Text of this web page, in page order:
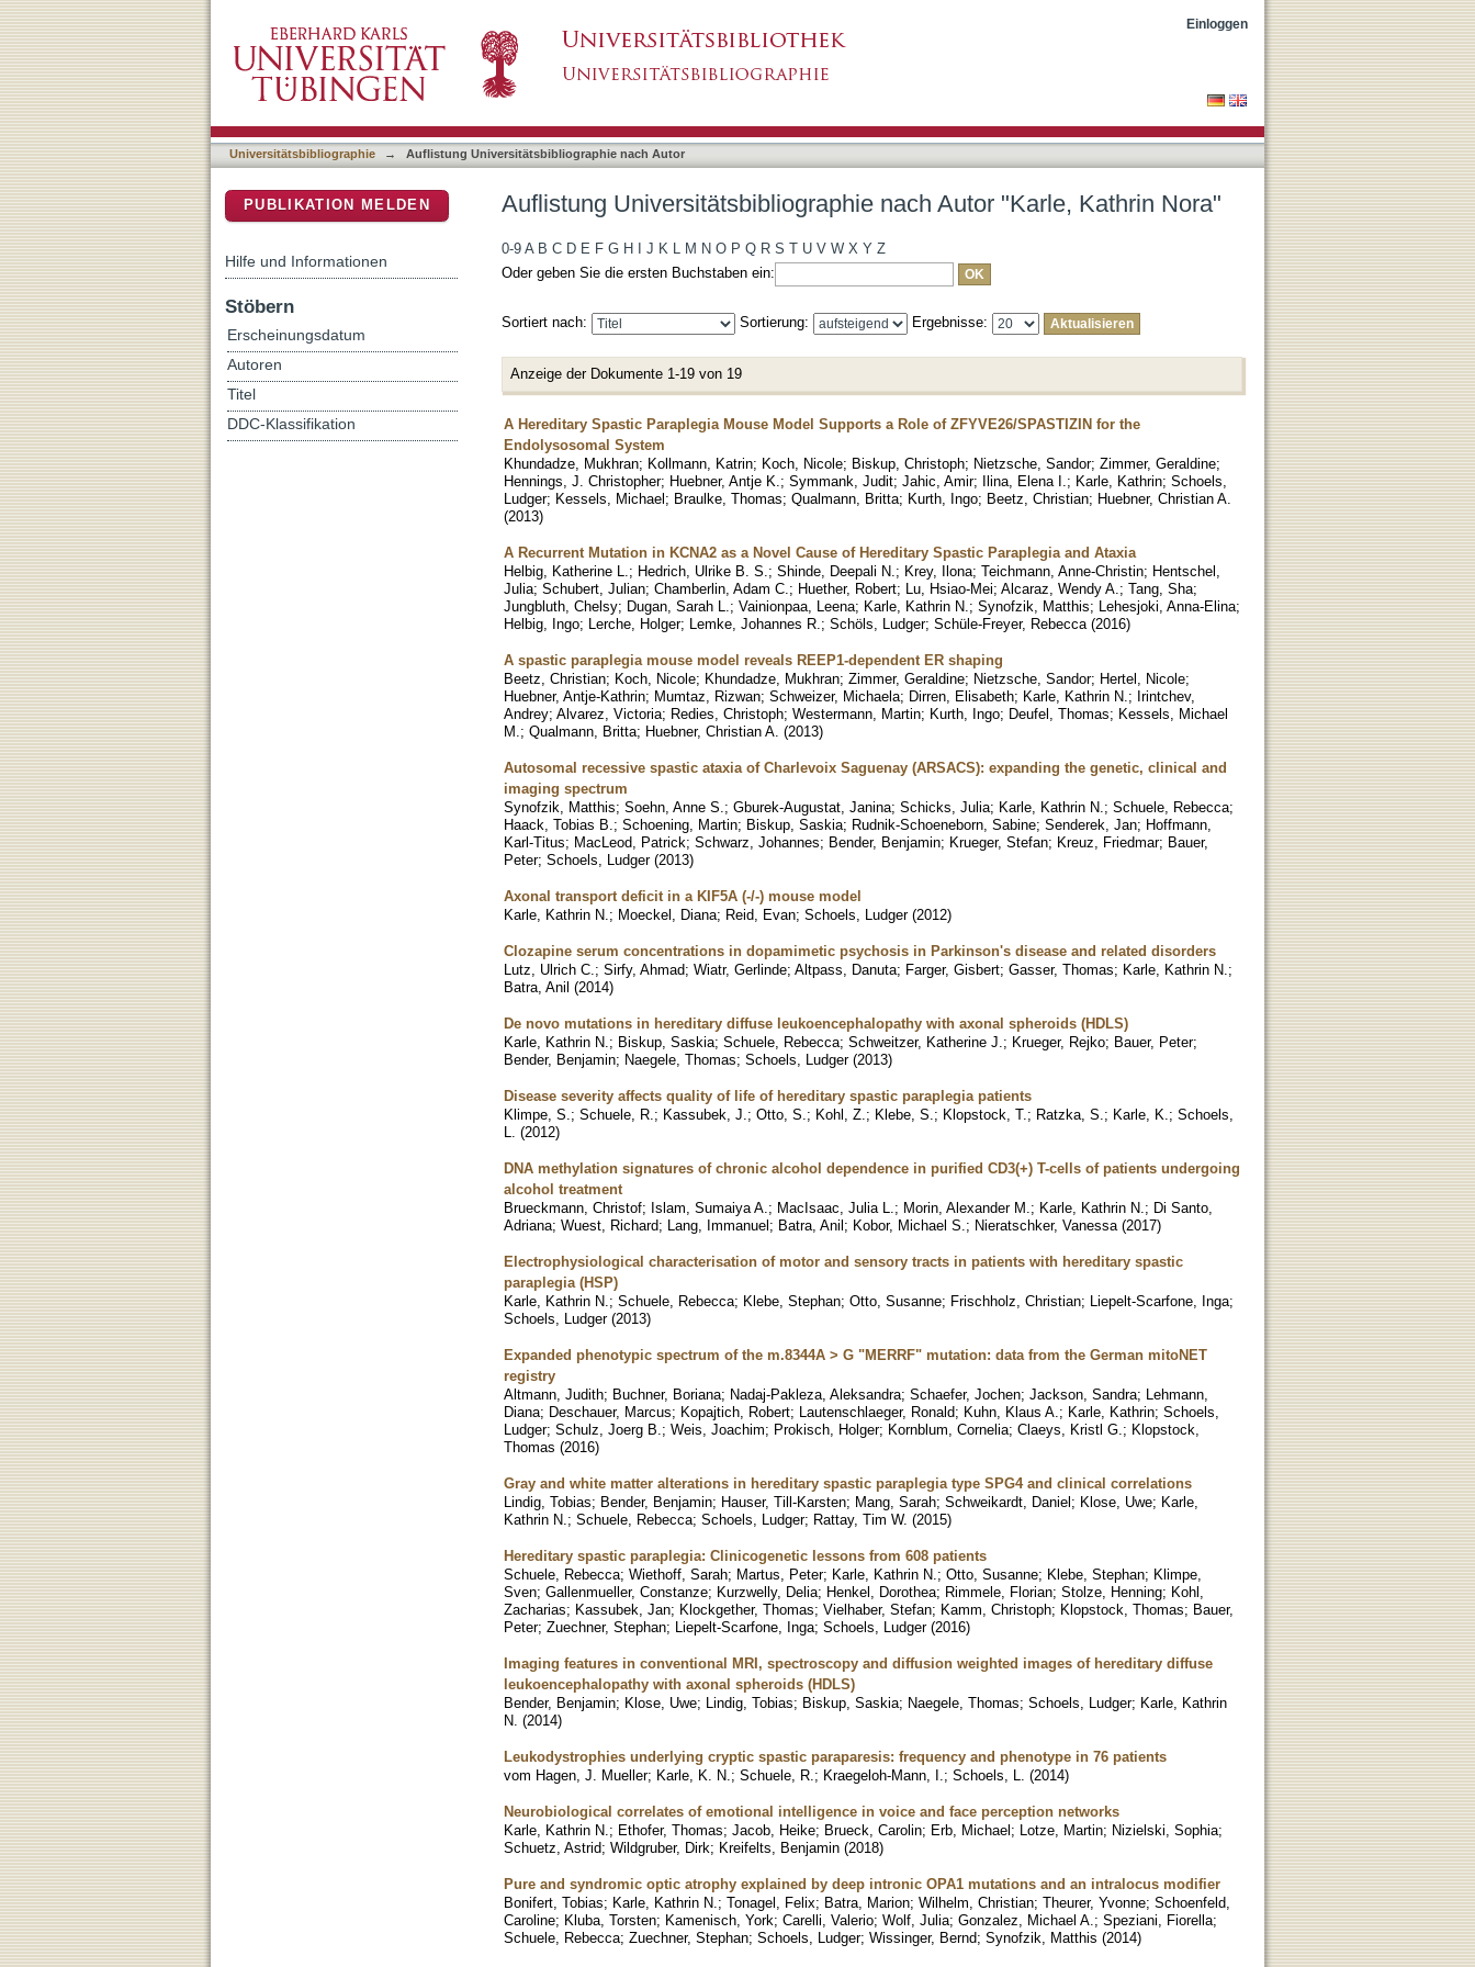
Einloggen
Universitätsbibliographie → Auflistung Universitätsbibliographie nach Autor
Auflistung Universitätsbibliographie nach Autor "Karle, Kathrin Nora"
0-9 A B C D E F G H J K L M N O P Q R S T U V W X Y Z
Oder geben Sie die ersten Buchstaben ein:
Sortiert nach: Sortierung: Ergebnisse:
Anzeige der Dokumente 1-19 von 19
A Hereditary Spastic Paraplegia Mouse Model Supports a Role of ZFYVE26/SPASTIZIN for the
Endolysosomal System
Khundadze, Mukhran; Kollmann, Katrin; Koch, Nicole; Biskup, Christoph; Nietzsche, Sandor; Zimmer, Geraldine;
Hennings, J. Christopher; Huebner, Antje K. ; Symmank, Judit; Jahic, Amir; Ilina, Elena I. ; Karle, Kathrin; Schoels,
Ludger; Kessels, Michael; Braulke, Thomas; Qualmann, Britta; Kurth, Ingo; Beetz, Christian; Huebner, Christian A.
(2013)
A Recurrent Mutation in KCNA2 as a Novel Cause of Hereditary Spastic Paraplegia and Ataxia
Helbig, Katherine L. ; Hedrich, Ulrike B. S. ; Shinde, Deepali N. ; Krey, Ilona; Teichmann, Anne-Christin; Hentschel,
Julia; Schubert, Julian; Chamberlin, Adam C. ; Huether, Robert; Lu, Hsiao-Mei; Alcaraz, Wendy A. ; Tang, Sha;
Jungbluth, Chelsy; Dugan, Sarah L. ; Vainionpaa, Leena; Karle, Kathrin N. ; Synofzik, Matthis; Lehesjoki, Anna-Elina;
Helbig, Ingo; Lerche, Holger; Lemke, Johannes R. ; Schöls, Ludger; Schüle-Freyer, Rebecca (2016)
A spastic paraplegia mouse model reveals REEP1-dependent ER shaping
Beetz, Christian; Koch, Nicole; Khundadze, Mukhran; Zimmer, Geraldine; Nietzsche, Sandor; Hertel, Nicole;
Huebner, Antje-Kathrin; Mumtaz, Rizwan; Schweizer, Michaela; Dirren, Elisabeth; Karle, Kathrin N. ; Irintchev,
Andrey; Alvarez, Victoria; Redies, Christoph; Westermann, Martin; Kurth, Ingo; Deufel, Thomas; Kessels, Michael
M. ; Qualmann, Britta; Huebner, Christian A. (2013)
Autosomal recessive spastic ataxia of Charlevoix Saguenay (ARSACS): expanding the genetic, clinical and
imaging spectrum
Synofzik, Matthis; Soehn, Anne S. ; Gburek-Augustat, Janina; Schicks, Julia; Karle, Kathrin N. ; Schuele, Rebecca;
Haack, Tobias B. ; Schoening, Martin; Biskup, Saskia; Rudnik-Schoeneborn, Sabine; Senderek, Jan; Hoffmann,
Karl-Titus; MacLeod, Patrick; Schwarz, Johannes; Bender, Benjamin; Krueger, Stefan; Kreuz, Friedmar; Bauer,
Peter; Schoels, Ludger (2013)
Axonal transport deficit in a KIF5A (-/-) mouse model
Karle, Kathrin N. ; Moeckel, Diana; Reid, Evan; Schoels, Ludger (2012)
Clozapine serum concentrations in dopamimetic psychosis in Parkinson's disease and related disorders
Lutz, Ulrich C. ; Sirfy, Ahmad; Wiatr, Gerlinde; Altpass, Danuta; Farger, Gisbert; Gasser, Thomas; Karle, Kathrin N. ;
Batra, Anil (2014)
De novo mutations in hereditary diffuse leukoencephalopathy with axonal spheroids (HDLS)
Karle, Kathrin N. ; Biskup, Saskia; Schuele, Rebecca; Schweitzer, Katherine J. ; Krueger, Rejko; Bauer, Peter;
Bender, Benjamin; Naegele, Thomas; Schoels, Ludger (2013)
Disease severity affects quality of life of hereditary spastic paraplegia patients
Klimpe, S. ; Schuele, R. ; Kassubek, J. ; Otto, S. ; Kohl, Z. ; Klebe, S. ; Klopstock, T. ; Ratzka, S. ; Karle, K. ; Schoels,
L.
(2012)
DNA methylation signatures of chronic alcohol dependence in purified CD3(+) T-cells of patients undergoing
alcohol treatment
Brueckmann, Christof; Islam, Sumaiya A. ; MacIsaac, Julia L. ; Morin, Alexander M. ; Karle, Kathrin N. ; Di Santo,
Adriana; Wuest, Richard; Lang, Immanuel; Batra, Anil; Kobor, Michael S. ; Nieratschker, Vanessa (2017)
Electrophysiological characterisation of motor and sensory tracts in patients with hereditary spastic
paraplegia (HSP)
Karle, Kathrin N. ; Schuele, Rebecca; Klebe, Stephan; Otto, Susanne; Frischholz, Christian; Liepelt-Scarfone, Inga;
Schoels, Ludger (2013)
Expanded phenotypic spectrum of the m.8344A > G "MERRF" mutation: data from the German mitoNET
registry
Altmann, Judith; Buchner, Boriana; Nadaj-Pakleza, Aleksandra; Schaefer, Jochen; Jackson, Sandra; Lehmann,
Diana; Deschauer, Marcus; Kopajtich, Robert; Lautenschlaeger, Ronald; Kuhn, Klaus A. ; Karle, Kathrin; Schoels,
Ludger; Schulz, Joerg B. ; Weis, Joachim; Prokisch, Holger; Kornblum, Cornelia; Claeys, Kristl G. ; Klopstock,
Thomas (2016)
Gray and white matter alterations in hereditary spastic paraplegia type SPG4 and clinical correlations
Lindig, Tobias; Bender, Benjamin; Hauser, Till-Karsten; Mang, Sarah; Schweikardt, Daniel; Klose, Uwe; Karle,
Kathrin N. ; Schuele, Rebecca; Schoels, Ludger; Rattay, Tim W. (2015)
Hereditary spastic paraplegia: Clinicogenetic lessons from 608 patients
Schuele, Rebecca; Wiethoff, Sarah; Martus, Peter; Karle, Kathrin N. ; Otto, Susanne; Klebe, Stephan; Klimpe,
Sven; Gallenmueller, Constanze; Kurzwelly, Delia; Henkel, Dorothea; Rimmele, Florian; Stolze, Henning; Kohl,
Zacharias; Kassubek, Jan; Klockgether, Thomas; Vielhaber, Stefan; Kamm, Christoph; Klopstock, Thomas; Bauer,
Peter; Zuechner, Stephan; Liepelt-Scarfone, Inga; Schoels, Ludger (2016)
Imaging features in conventional MRI, spectroscopy and diffusion weighted images of hereditary diffuse
leukoencephalopathy with axonal spheroids (HDLS)
Bender, Benjamin; Klose, Uwe; Lindig, Tobias; Biskup, Saskia; Naegele, Thomas; Schoels, Ludger; Karle, Kathrin
N. (2014)
Leukodystrophies underlying cryptic spastic paraparesis: frequency and phenotype in 76 patients
vom Hagen, J. Mueller; Karle, K. N. ; Schuele, R. ; Kraegeloh-Mann, I. ; Schoels, L. (2014)
Neurobiological correlates of emotional intelligence in voice and face perception networks
Karle, Kathrin N. ; Ethofer, Thomas; Jacob, Heike; Brueck, Carolin; Erb, Michael; Lotze, Martin; Nizielski, Sophia;
Schuetz, Astrid; Wildgruber, Dirk; Kreifelts, Benjamin (2018)
Pure and syndromic optic atrophy explained by deep intronic OPA1 mutations and an intralocus modifier
Bonifert, Tobias; Karle, Kathrin N. ; Tonagel, Felix; Batra, Marion; Wilhelm, Christian; Theurer, Yvonne; Schoenfeld,
Caroline; Kluba, Torsten; Kamenisch, York; Carelli, Valerio; Wolf, Julia; Gonzalez, Michael A. ; Speziani, Fiorella;
Schuele, Rebecca; Zuechner, Stephan; Schoels, Ludger; Wissinger, Bernd; Synofzik, Matthis (2014)
PUBLIKATION MELDEN
Hilfe und Informationen
Stöbern
Erscheinungsdatum
Autoren
Titel
DDC-Klassifikation